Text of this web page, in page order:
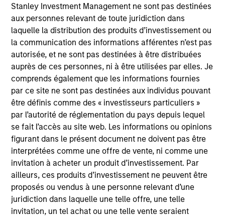
Stanley Investment Management ne sont pas destinées
aux personnes relevant de toute juridiction dans
laquelle la distribution des produits d’investissement ou
la communication des informations afférentes n’est pas
autorisée, et ne sont pas destinées à être distribuées
auprès de ces personnes, ni à être utilisées par elles. Je
comprends également que les informations fournies
par ce site ne sont pas destinées aux individus pouvant
être définis comme des « investisseurs particuliers »
par l’autorité de réglementation du pays depuis lequel
se fait l’accès au site web. Les informations ou opinions
figurant dans le présent document ne doivent pas être
interprétées comme une offre de vente, ni comme une
invitation à acheter un produit d’investissement. Par
ailleurs, ces produits d’investissement ne peuvent être
proposés ou vendus à une personne relevant d’une
juridiction dans laquelle une telle offre, une telle
invitation, un tel achat ou une telle vente seraient
As of July 25, 2025. The above is provided for informational
and educational purposes only. There is no guarantee that
the investment mentioned resulted in positive performance
(for realized holdings), or will perform well in the future (for
current holdings). The trademarks and service marks above
are the property of their respective owners. The information
on this website has not been authorized, sponsored, or
otherwise approved by such owners. By clicking on any
links shown here, you agree that you are navigating to a
third party site. We are providing these hyperlinks to you
only as a convenience and the inclusion of any hyperlink is
not and does not imply any endorsement, approval,
investigation, verification or monitoring by us of any
information contained in any hyperlinked site. In no event
shall we be responsible for the information contained on
the site or your use of such site.